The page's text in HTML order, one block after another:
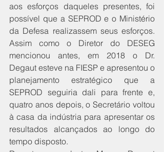
aos esforços daqueles presentes, foi
possível que a SEPROD e o Ministério
da Defesa realizassem seus esforços.
Assim como o Diretor do DESEG
mencionou antes, em 2018 o Dr.
Degaut esteve na FIESP e apresentou o
planejamento estratégico que a
SEPROD seguiria dali para frente e,
quatro anos depois, o Secretário voltou
à casa da indústria para apresentar os
resultados alcançados ao longo do
tempo disposto.